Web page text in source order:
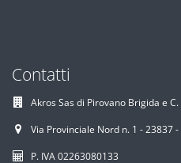
Contatti
Akros Sas di Pirovano Brigida e C.
Via Provinciale Nord n. 1 - 23837 -
P. IVA 02263080133